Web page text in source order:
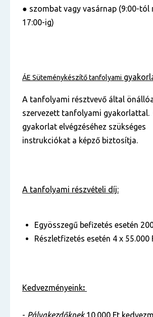
● szombat vagy vasárnap (9:00-tól
17:00-ig)
ÁE Süteménykészítőtanfolyami
A tanfolyami résztvevő által
szervezett tanfolyami gyakorlattal.
gyakorlat elvégzéséhez szükséges
instrukciókat a képző biztosítja.
A tanfolyami részvételi díj:
Egyösszegű befizetés esetén
Részletfizetés esetén 4 x 55.000
Kedvezményeink:
- Pályakezdőknek10.000 Ft